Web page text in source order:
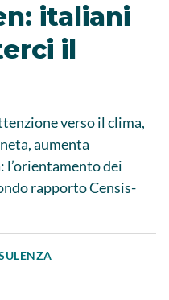
italiani
il
verso il clima,
aumenta
l’orientamento dei
rapporto Censis-